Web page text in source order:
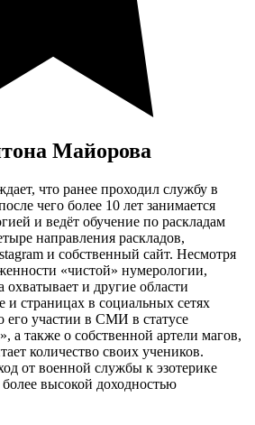
Майорова
что ранее проходил службу в
чего более 10 лет занимается
и ведёт обучение по раскладам
направления раскладов,
и собственный сайт. Несмотря
«чистой» нумерологии,
охватывает и другие области
и страницах в социальных сетях
его участии в СМИ в статусе
а также о собственной артели магов,
количество своих учеников.
от военной службы к эзотерике
более высокой доходностью